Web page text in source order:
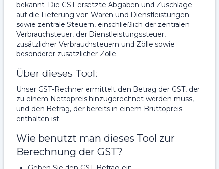
bekannt. Die GST ersetzte Abgaben und Zuschläge
auf die Lieferung von Waren und Dienstleistungen
sowie zentrale Steuern, einschließlich der zentralen
Verbrauchsteuer, der Dienstleistungssteuer,
zusätzlicher Verbrauchsteuern und Zölle sowie
besonderer zusätzlicher Zölle.
Über dieses Tool:
Unser GST-Rechner ermittelt den Betrag der GST, der
zu einem Nettopreis hinzugerechnet werden muss,
und den Betrag, der bereits in einem Bruttopreis
enthalten ist.
Wie benutzt man dieses Tool zur
Berechnung der GST?